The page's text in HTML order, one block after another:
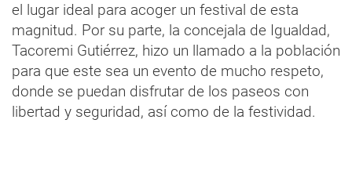
el lugar ideal para acoger un festival de esta
magnitud. Por su parte, la concejala de Igualdad,
Tacoremi Gutiérrez, hizo un llamado a la población
para que este sea un evento de mucho respeto,
donde se puedan disfrutar de los paseos con
libertad y seguridad, así como de la festividad.